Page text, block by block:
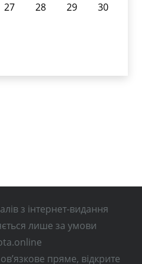
27 28 29
30
з інтернет-видання
лише за умови
пряме, відкрите